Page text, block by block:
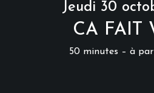
Jeudi 30
CA FAIT
50 minutes – à